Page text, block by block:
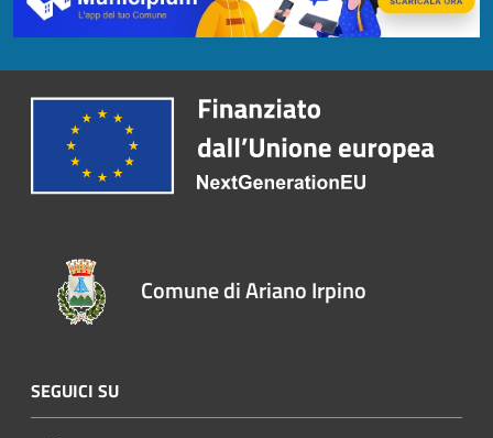
Comune di Ariano Irpino
SEGUICI SU